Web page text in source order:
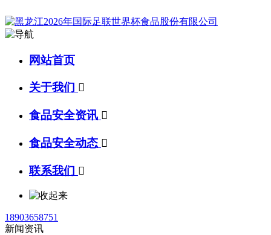
网站首页
关于我们 
食品安全资讯 
食品安全动态 
联系我们 
18903658751
新闻资讯